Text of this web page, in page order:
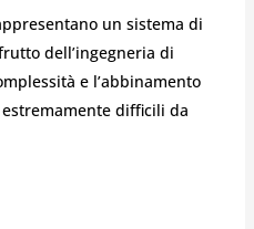
un sistema di
dell’ingegneria di
e l’abbinamento
difficili da